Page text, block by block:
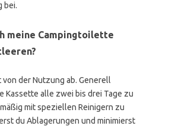
bei.
meine Campingtoilette
der Nutzung ab. Generell
Kassette alle zwei bis drei Tage zu
mit speziellen Reinigern zu
du Ablagerungen und minimierst